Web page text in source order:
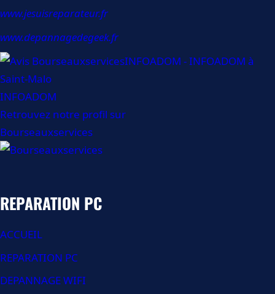
www.jesuisreparateur.fr
www.depannagedegeek.fr
INFOADOM
Retrouvez notre profil sur
Bourseauxservices
REPARATION PC
ACCUEIL
REPARATION PC
DEPANNAGE WIFI